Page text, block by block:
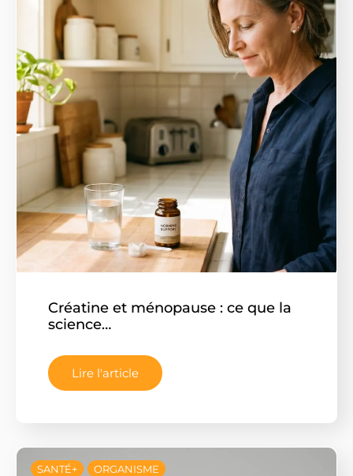
Créatine et ménopause : ce que la
science…
Lire l'article
SANTÉ+ ORGANISME